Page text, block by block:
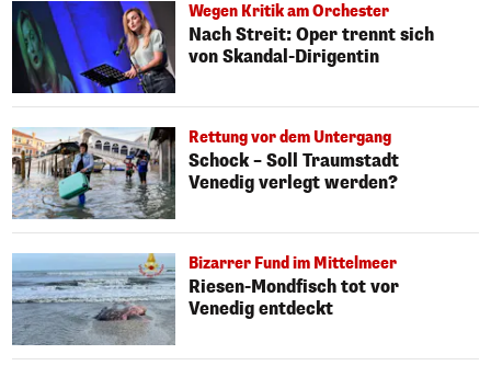
Wegen Kritik am Orchester
Nach Streit: Oper trennt sich
von Skandal-Dirigentin
Rettung vor dem Untergang
Schock – Soll Traumstadt
Venedig verlegt werden?
Bizarrer Fund im Mittelmeer
Riesen-Mondfisch tot vor
Venedig entdeckt